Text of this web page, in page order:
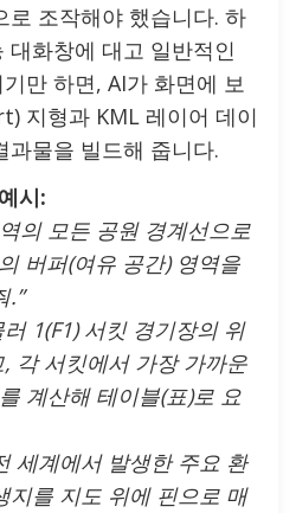
로 조작해야 했습니다. 하
대화창에 대고 일반적인
만 하면, AI가 화면에 보
지형과 KML 레이어 데이
과물을 빌드해 줍니다.
시:
의 모든 공원 경계선으로
버퍼(여유 공간) 영역을
.”
1(F1) 서킷 경기장의 위
각 서킷에서 가장 가까운
계산해 테이블(표)로 요
세계에서 발생한 주요 환
지를 지도 위에 핀으로 매